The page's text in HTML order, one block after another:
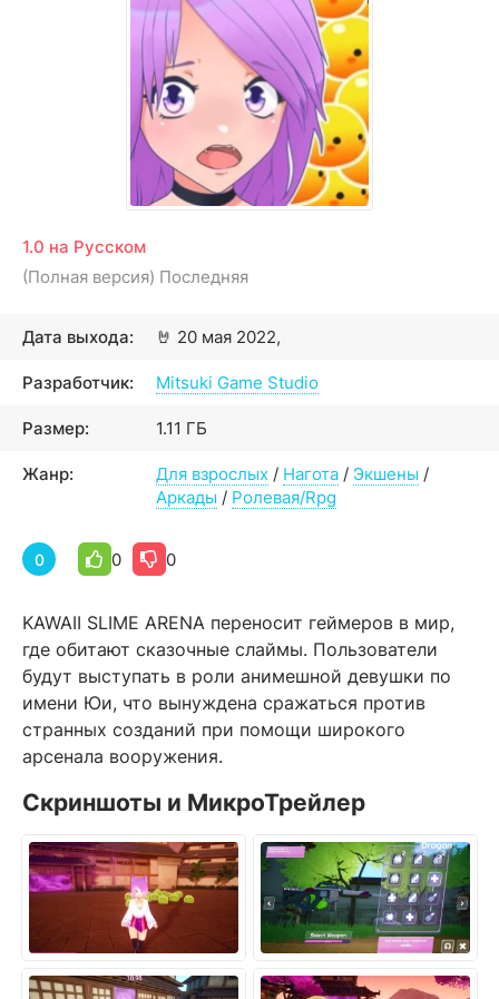
1.0 на Русском
(Полная версия) Последняя
🤘
Дата выхода: 20 мая 2022,
Разработчик: Mitsuki Game Studio
Размер: 1.11 ГБ
Жанр: Для взрослых / Нагота / Экшены /
Аркады / Ролевая/Rpg
0 0 0
KAWAII SLIME ARENA переносит геймеров в мир,
где обитают сказочные слаймы. Пользователи
будут выступать в роли анимешной девушки по
имени Юи, что вынуждена сражаться против
странных созданий при помощи широкого
арсенала вооружения.
Скриншоты и МикроТрейлер